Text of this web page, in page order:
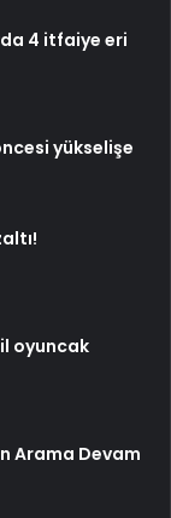
4 itfaiye eri
yükselişe
oyuncak
Arama Devam